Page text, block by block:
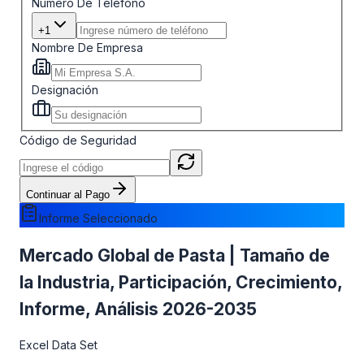
+1
Nombre De Empresa
Designación
Código de Seguridad
Continuar al Pago
Informe Seleccionado
Mercado Global de Pasta | Tamaño de
la Industria, Participación, Crecimiento,
Informe, Análisis 2026-2035
Excel Data Set